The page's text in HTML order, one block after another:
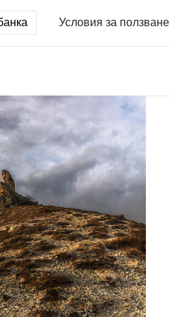
Условия за ползване